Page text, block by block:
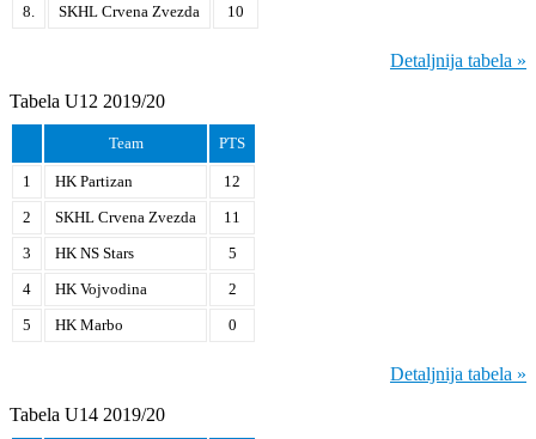
8.
SKHL Crvena Zvezda 10
Detaljnija tabela »
Tabela U12 2019/20
Team PTS
1 HK Partizan
12
2
SKHL Crvena Zvezda
11
3
HK NS Stars
5
4
HK Vojvodina
2
5
HK Marbo 0
Detaljnija tabela »
Tabela U14 2019/20